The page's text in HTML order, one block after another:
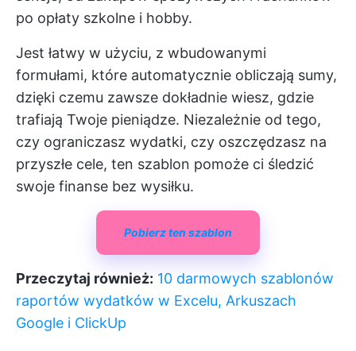
po opłaty szkolne i hobby.
Jest łatwy w użyciu, z wbudowanymi
formułami, które automatycznie obliczają sumy,
dzięki czemu zawsze dokładnie wiesz, gdzie
trafiają Twoje pieniądze. Niezależnie od tego,
czy ograniczasz wydatki, czy oszczędzasz na
przyszłe cele, ten szablon pomoże ci śledzić
swoje finanse bez wysiłku.
Pobierz ten szablon
Przeczytaj również: 10 darmowych szablonów
raportów wydatków w Excelu, Arkuszach
Google i ClickUp